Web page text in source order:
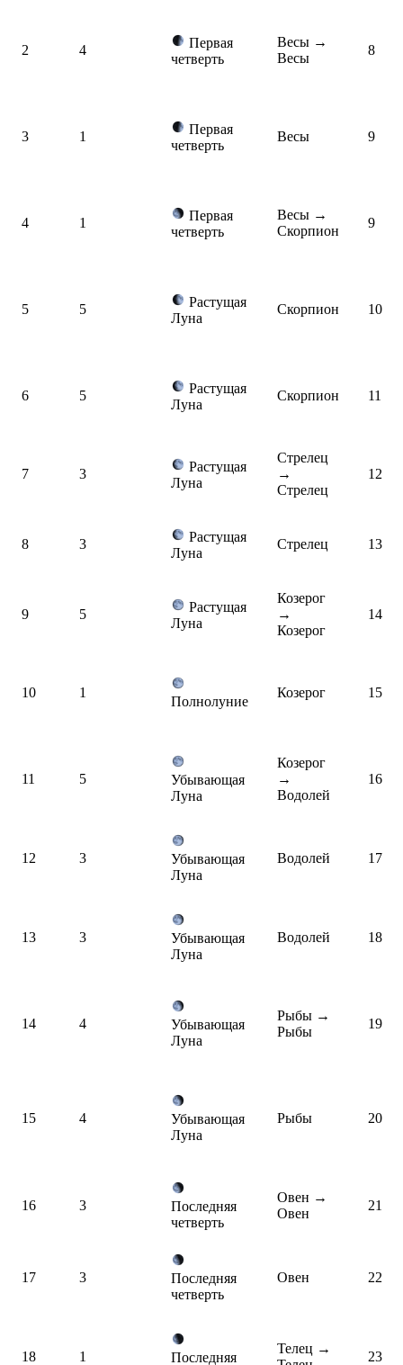
2 4
Первая
четверть
Весы →
Весы
8
3 1
Первая
четверть
Весы 9
4 1
Первая
четверть
Весы →
Скорпион
9
5 5
Растущая
Луна
Скорпион 10
6 5
Растущая
Луна
Скорпион 11
7 3
Растущая
Луна
Стрелец
→
Стрелец
12
8 3
Растущая
Луна
Стрелец 13
9 5
Растущая
Луна
Козерог
→
Козерог
14
10 1
Полнолуние
Козерог 15
11 5
Убывающая
Луна
Козерог
→
Водолей
16
12 3
Убывающая
Луна
Водолей 17
13 3
Убывающая
Луна
Водолей 18
14 4
Убывающая
Луна
Рыбы →
Рыбы
19
15 4
Убывающая
Луна
Рыбы 20
16 3
Последняя
четверть
Овен →
Овен
21
17 3
Последняя
четверть
Овен 22
18 1 Последняя
Телец →
23